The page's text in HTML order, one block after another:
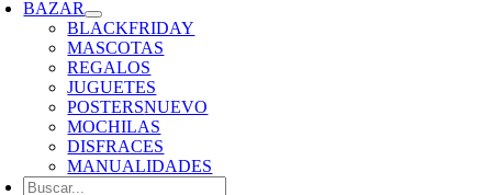
BAZAR
BLACKFRIDAY
MASCOTAS
REGALOS
JUGUETES
POSTERSNUEVO
MOCHILAS
DISFRACES
MANUALIDADES
Buscar: